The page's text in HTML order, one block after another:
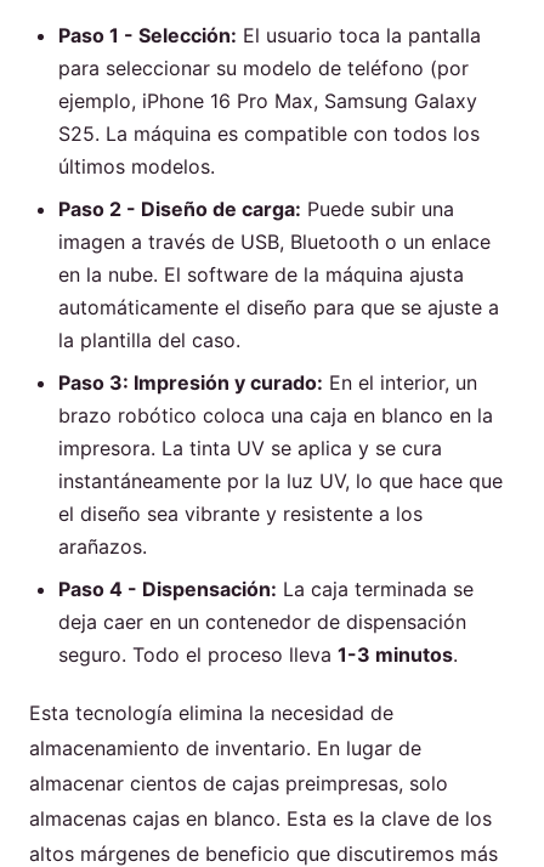
Paso 1 - Selección: El usuario toca la pantalla
para seleccionar su modelo de teléfono (por
ejemplo, iPhone 16 Pro Max, Samsung Galaxy
S25. La máquina es compatible con todos los
últimos modelos.
Paso 2 - Diseño de carga: Puede subir una
imagen a través de USB, Bluetooth o un enlace
en la nube. El software de la máquina ajusta
automáticamente el diseño para que se ajuste a
la plantilla del caso.
Paso 3: Impresión y curado: En el interior, un
brazo robótico coloca una caja en blanco en la
impresora. La tinta UV se aplica y se cura
instantáneamente por la luz UV, lo que hace que
el diseño sea vibrante y resistente a los
arañazos.
Paso 4 - Dispensación: La caja terminada se
deja caer en un contenedor de dispensación
seguro. Todo el proceso lleva 1-3 minutos.
Esta tecnología elimina la necesidad de
almacenamiento de inventario. En lugar de
almacenar cientos de cajas preimpresas, solo
almacenas cajas en blanco. Esta es la clave de los
altos márgenes de beneficio que discutiremos más